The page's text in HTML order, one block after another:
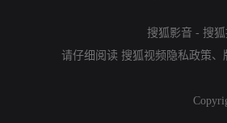
搜狐影音 - 搜
请仔细阅读 搜狐视频隐私政策、